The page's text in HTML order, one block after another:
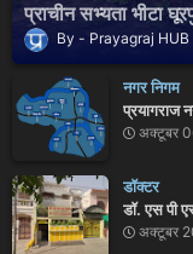
प्राचीन सभ्यता भीटा
Prayagraj HUB
नगर निगम
प्रयागराज
अक्टूबर
डॉक्टर
डॉ. एस पी
अक्टूबर